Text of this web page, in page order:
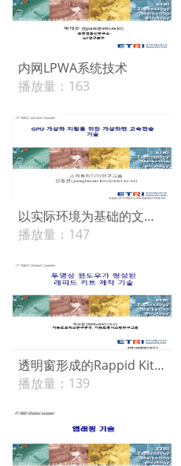
内网LPWA系统技术
播放量： 163
以实际环境为基础的文件影像识别技术V2.0（外国人身份证个人信息识别及公文分类技术）
播放量： 147
透明窗形成的Rappid Kit制作技术
播放量： 139